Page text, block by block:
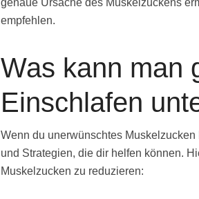
genaue Ursache des Muskelzuckens
empfehlen.
Was kann man
Einschlafen
Wenn du unerwünschtes
und Strategien, die dir helfen können.
Muskelzucken zu reduzieren: